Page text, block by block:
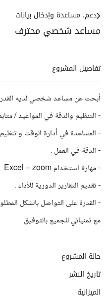
مساعد شخصي محترف
دعم، مساعدة وإدخال بيانات
تفاصيل المشروع
أبحث عن مساعد شخصي لديه
- التنظيم والدقة في المواعيد /
- المساعدة في أدارة الوقت و
- الدقة في العمل .
- مهارة استخدام Excel – zoom
- تقديم التقارير الدورية للأداء .
- القدرة على التواصل بالشكل
مع تمنياتي للجميع بالتوفيق
حالة المشروع
تاريخ النشر
الميزانية